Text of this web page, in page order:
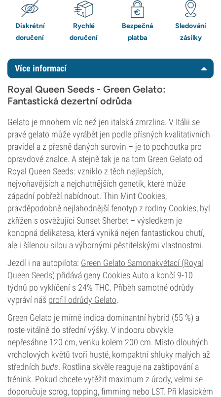
Diskrétní
doručení
Rychlé
doručení
Bezpečná
platba
Sledování
zásilky
Více informací
Royal Queen Seeds - Green Gelato:
Fantastická dezertní odrůda
Gelato je mnohem víc než jen italská zmrzlina. V Itálii se
pravé gelato může vyrábět jen podle přísných kvalitativních
pravidel a z přesně daných surovin – je to pochoutka pro
opravdové znalce. A stejně tak je na tom Green Gelato od
Royal Queen Seeds: vzniklo z těch nejlepších,
nejvoňavějších a nejchutnějších genetik, které může
západní pobřeží nabídnout. Thin Mint Cookies,
pravděpodobně nejlahodnější fenotyp z rodiny Cookies, byl
zkřížen s osvěžující Sunset Sherbet – výsledkem je
konopná delikatesa, která vyniká nejen fantastickou chutí,
ale i šílenou silou a výbornými pěstitelskými vlastnostmi.
Jezdí i na autopilota: Green Gelato Samonakvétací (Royal
Queen Seeds) přidává geny Cookies Auto a končí 9-10
týdnů po vyklíčení s 24% THC. Příběh samotné odrůdy
vypráví náš profil odrůdy Gelato.
Green Gelato je mírně indica-dominantní hybrid (55 %) a
roste vitálně do střední výšky. V indooru obvykle
nepřesáhne 120 cm, venku kolem 200 cm. Místo dlouhých
vrcholových květů tvoří husté, kompaktní shluky malých až
středních buds. Rostlina skvěle reaguje na zaštipování a
trénink. Pokud chcete vytěžit maximum z úrody, velmi se
doporučuje scrog, topping, fimming nebo LST. Při klasickém